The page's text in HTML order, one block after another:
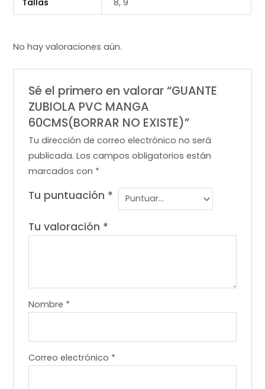
Tallas 8, 9
No hay valoraciones aún.
Sé el primero en valorar “GUANTE
ZUBIOLA PVC MANGA
60CMS(BORRAR NO EXISTE)”
Tu dirección de correo electrónico no será
publicada. Los campos obligatorios están
marcados con *
Tu puntuación *
Tu valoración *
Nombre *
Correo electrónico *